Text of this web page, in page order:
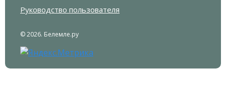
Руководство пользователя
© 2026. Белемле.ру